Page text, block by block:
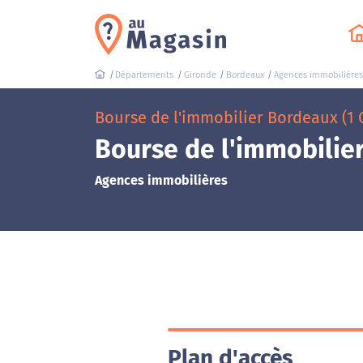
Départements Gironde Bordeaux Agences immobilières
Bourse de l'immobilier Bordeaux (1
Bourse de
Agences immobilières